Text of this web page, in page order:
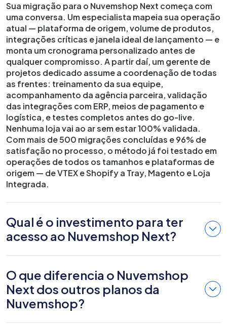
Sua migração para o Nuvemshop Next começa com
uma conversa. Um especialista mapeia sua operação
atual — plataforma de origem, volume de produtos,
integrações críticas e janela ideal de lançamento — e
monta um cronograma personalizado antes de
qualquer compromisso. A partir daí, um gerente de
projetos dedicado assume a coordenação de todas
as frentes: treinamento da sua equipe,
acompanhamento da agência parceira, validação
das integrações com ERP, meios de pagamento e
logística, e testes completos antes do go-live.
Nenhuma loja vai ao ar sem estar 100% validada.
Com mais de 500 migrações concluídas e 96% de
satisfação no processo, o método já foi testado em
operações de todos os tamanhos e plataformas de
origem — de VTEX e Shopify a Tray, Magento e Loja
Integrada.
Qual é o investimento para ter
acesso ao Nuvemshop Next?
O que diferencia o Nuvemshop
Next dos outros planos da
Nuvemshop?